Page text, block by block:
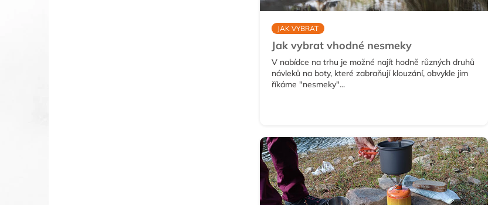
JAK VYBRAT
Jak vybrat vhodné nesmeky
V nabídce na trhu je možné najít hodně různých druhů
návleků na boty, které zabraňují klouzání, obvykle jim
říkáme "nesmeky"...